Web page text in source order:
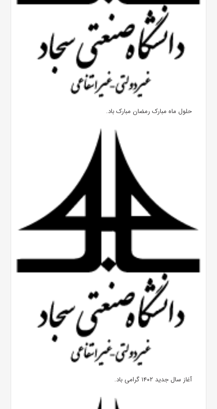
حلول ماه مبارک رمضان مبارک باد.
آغاز سال جدید ۱۴۰۲ گرامی باد.